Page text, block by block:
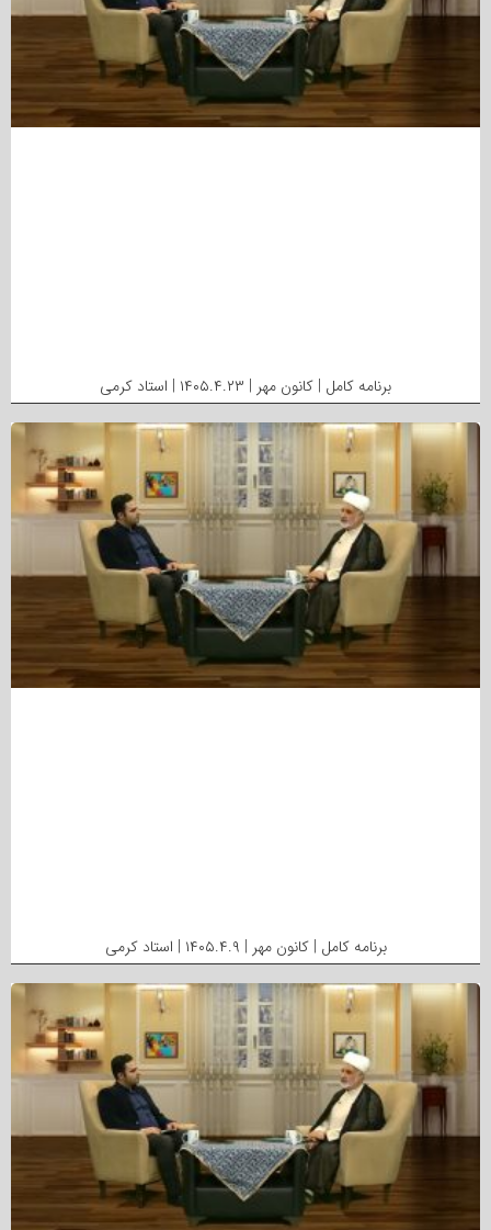
برنامه کامل | کانون مهر | ۱۴۰۵.۴.۲۳ | استاد کرمی
برنامه کامل | کانون مهر | ۱۴۰۵.۴.۹ | استاد کرمی